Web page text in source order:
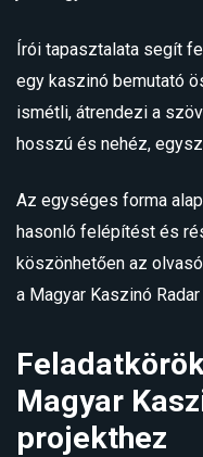
Írói tapasztalata segít
egy kaszinó bemutató
ismétli, átrendezi a
hosszú és nehéz,
Az egységes forma
hasonló felépítést és
köszönhetően az
a Magyar Kaszinó Radar
Magyar
projekthez